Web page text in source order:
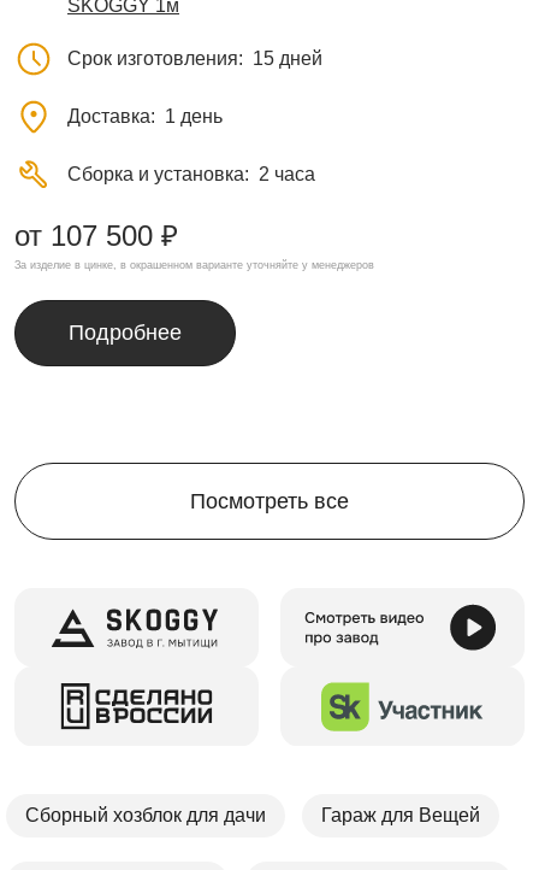
SKOGGY 1м
Срок изготовления 15 дней
Доставка 1 день
Сборка и установка 2 часа
от 107 500 ₽
За изделие в цинке, в окрашенном варианте уточняйте у менеджеров
Подробнее
Посмотреть все
Сборный хозблок для дачи Гараж для Вещей